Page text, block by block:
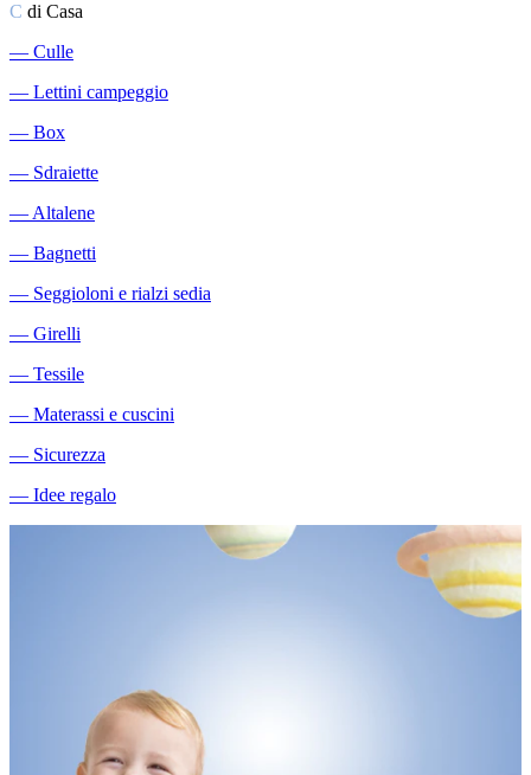
C di Casa
― Culle
― Lettini campeggio
― Box
― Sdraiette
―Altalene
― Bagnetti
― Seggioloni e rialzi sedia
― Girelli
― Tessile
― Materassi e cuscini
― Sicurezza
― Idee regalo